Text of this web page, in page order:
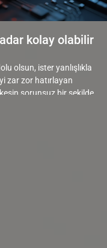
kolay olabilir
olsun, ister yanlışlıkla
zar zor hatırlayan
sorunsuz bir şekilde